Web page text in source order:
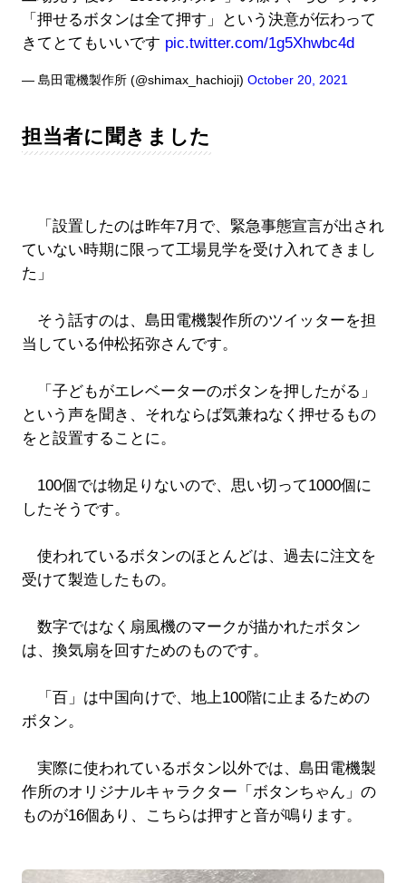
「押せるボタンは全て押す」という決意が伝わって
きてとてもいいです pic.twitter.com/1g5Xhwbc4d
— 島田電機製作所 (@shimax_hachioji) October 20, 2021
担当者に聞きました
「設置したのは昨年7月で、緊急事態宣言が出され
ていない時期に限って工場見学を受け入れてきまし
た」
そう話すのは、島田電機製作所のツイッターを担
当している仲松拓弥さんです。
「子どもがエレベーターのボタンを押したがる」
という声を聞き、それならば気兼ねなく押せるもの
をと設置することに。
100個では物足りないので、思い切って1000個に
したそうです。
使われているボタンのほとんどは、過去に注文を
受けて製造したもの。
数字ではなく扇風機のマークが描かれたボタン
は、換気扇を回すためのものです。
「百」は中国向けで、地上100階に止まるための
ボタン。
実際に使われているボタン以外では、島田電機製
作所のオリジナルキャラクター「ボタンちゃん」の
ものが16個あり、こちらは押すと音が鳴ります。